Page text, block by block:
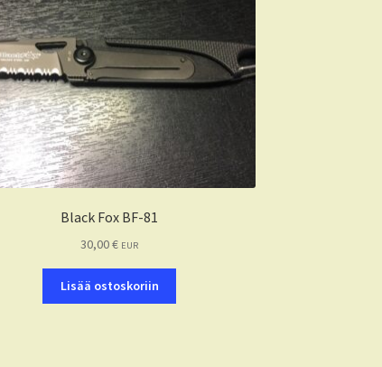
Black Fox BF-81
30,00€ EUR
Lisää ostoskoriin